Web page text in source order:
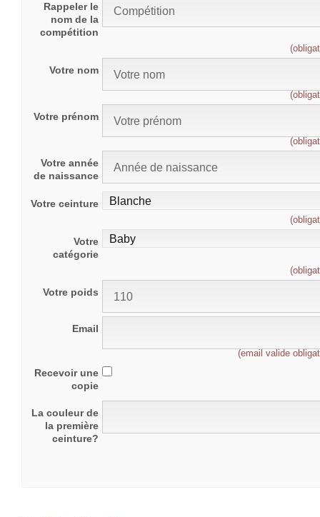
Rappeler le
nom de la
compétition
Votre nom
Votre prénom
Votre année
de naissance
Votre ceinture
Votre
catégorie
Votre poids
Email
(email valide
Recevoir une
copie
La couleur de
la première
ceinture?